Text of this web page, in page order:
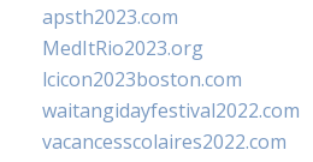
apsth2023.com
MedItRio2023.org
lcicon2023boston.com
waitangidayfestival2022.com
vacancesscolaires2022.com